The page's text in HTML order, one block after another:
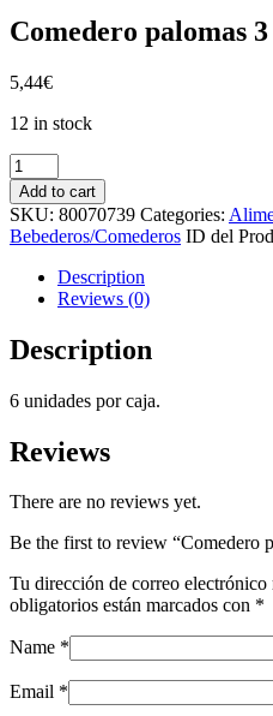
Comedero palomas
5,44€
12 in stock
Comedero
palomas
3
dpt
quantity
Add to cart
SKU: 80070739 Categories:
Bebederos/Comederos ID del
Description
Reviews (0)
Description
6 unidades por caja.
Reviews
There are no reviews yet.
Be the first to review “Comedero
Tu dirección de correo electrónico
obligatorios están marcados con *
Name *
Email *